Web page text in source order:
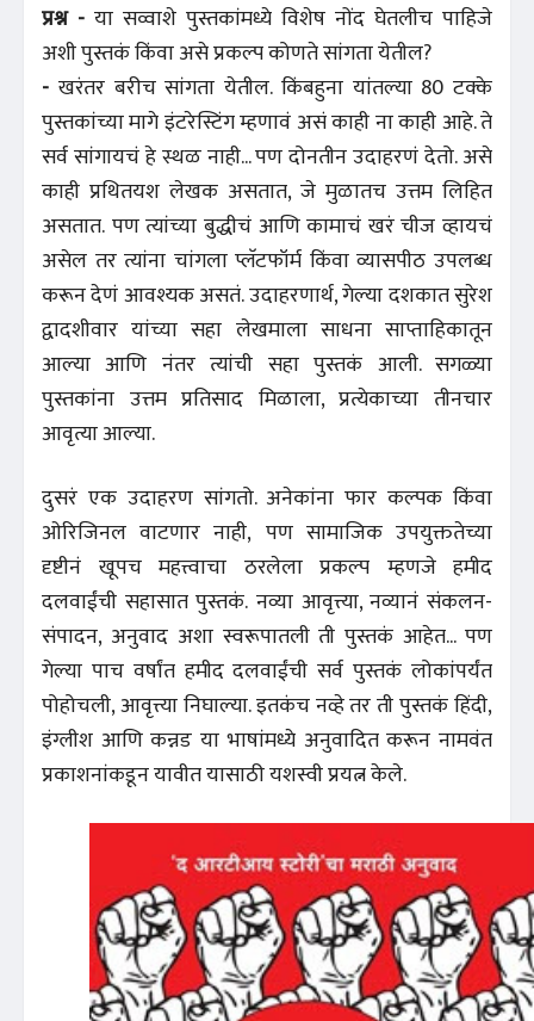
प्रश्न - या सव्वाशे पुस्तकांमध्ये विशेष नोंद घेतलीच पाहिजे
अशी पुस्तकं किंवा असे प्रकल्प कोणते सांगता येतील?
- खरंतर बरीच सांगता येतील. किंबहुना यांतल्या 80 टक्के
पुस्तकांच्या मागे इंटरेस्टिंग म्हणावं असं काही ना काही आहे. ते
सर्व सांगायचं हे स्थळ नाही... पण दोनतीन उदाहरणं देतो. असे
काही प्रथितयश लेखक असतात, जे मुळातच उत्तम लिहित
असतात. पण त्यांच्या बुद्धीचं आणि कामाचं खरं चीज व्हायचं
असेल तर त्यांना चांगला प्लॅटफॉर्म किंवा व्यासपीठ उपलब्ध
करून देणं आवश्यक असतं. उदाहरणार्थ, गेल्या दशकात सुरेश
द्वादशीवार यांच्या सहा लेखमाला साधना साप्ताहिकातून
आल्या आणि नंतर त्यांची सहा पुस्तकं आली. सगळ्या
पुस्तकांना उत्तम प्रतिसाद मिळाला, प्रत्येकाच्या तीनचार
आवृत्या आल्या.
दुसरं एक उदाहरण सांगतो. अनेकांना फार कल्पक किंवा
ओरिजिनल वाटणार नाही, पण सामाजिक उपयुक्ततेच्या
दृष्टीनं खूपच महत्त्वाचा ठरलेला प्रकल्प म्हणजे हमीद
दलवाईंची सहासात पुस्तकं. नव्या आवृत्त्या, नव्यानं संकलन-
संपादन, अनुवाद अशा स्वरूपातली ती पुस्तकं आहेत... पण
गेल्या पाच वर्षांत हमीद दलवाईंची सर्व पुस्तकं लोकांपर्यंत
पोहोचली, आवृत्त्या निघाल्या. इतकंच नव्हे तर ती पुस्तकं हिंदी,
इंग्लीश आणि कन्नड या भाषांमध्ये अनुवादित करून नामवंत
प्रकाशनांकडून यावीत यासाठी यशस्वी प्रयत्न केले.